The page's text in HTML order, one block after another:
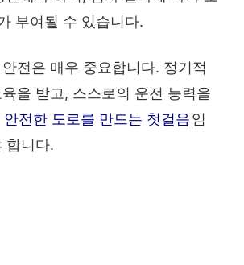
부여될 수 있습니다.
전은 매우 중요합니다. 정기적
을 받고, 스스로의 운전 능력을
안전한 도로를 만드는 첫걸음임
합니다.